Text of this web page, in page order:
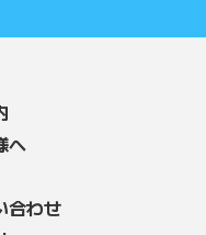
へ
合わせ